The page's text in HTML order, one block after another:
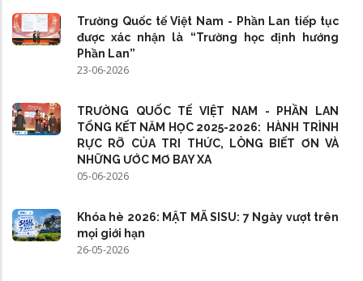
Trường Quốc tế Việt Nam - Phần Lan tiếp tục
được xác nhận là “Trường học định hướng
Phần Lan”
23-06-2026
TRƯỜNG QUỐC TẾ VIỆT NAM - PHẦN LAN
TỔNG KẾT NĂM HỌC 2025-2026: HÀNH TRÌNH
RỰC RỠ CỦA TRI THỨC, LÒNG BIẾT ƠN VÀ
NHỮNG ƯỚC MƠ BAY XA
05-06-2026
Khóa hè 2026: MẬT MÃ SISU: 7 Ngày vượt trên
mọi giới hạn
26-05-2026